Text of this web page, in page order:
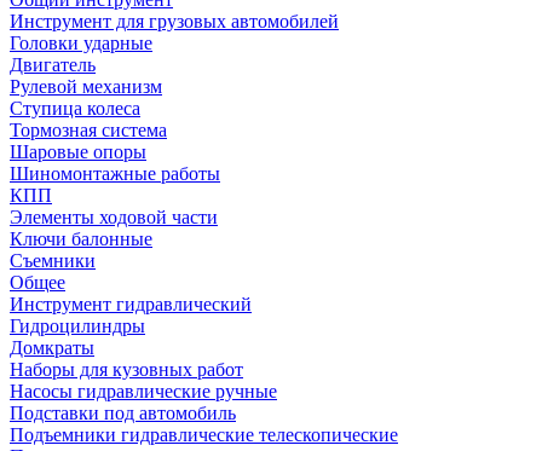
Инструмент для грузовых автомобилей
Головки ударные
Двигатель
Рулевой механизм
Ступица колеса
Тормозная система
Шаровые опоры
Шиномонтажные работы
КПП
Элементы ходовой части
Ключи балонные
Съемники
Общее
Инструмент гидравлический
Гидроцилиндры
Домкраты
Наборы для кузовных работ
Насосы гидравлические ручные
Подставки под автомобиль
Подъемники гидравлические телескопические